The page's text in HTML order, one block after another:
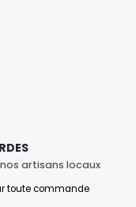
artisans locaux
toute commande